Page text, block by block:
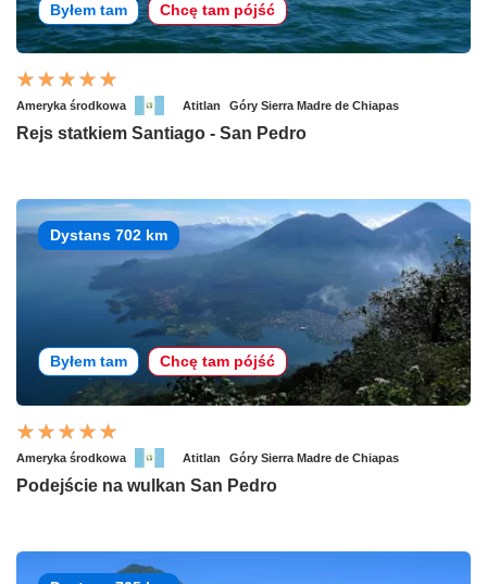
Byłem tam Chcę tam pójść
Ameryka środkowa Atitlan Góry Sierra Madre de Chiapas
Rejs statkiem Santiago - San Pedro
Dystans 702 km
Byłem tam Chcę tam pójść
Ameryka środkowa Atitlan Góry Sierra Madre de Chiapas
Podejście na wulkan San Pedro